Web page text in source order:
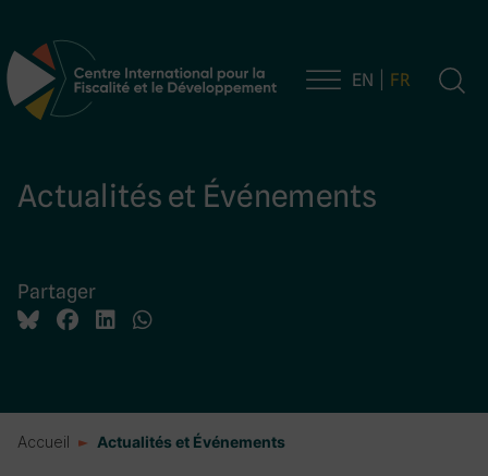
Navigation principale EN FR
Actualités et Événements
Partager
Accueil Actualités et Événements